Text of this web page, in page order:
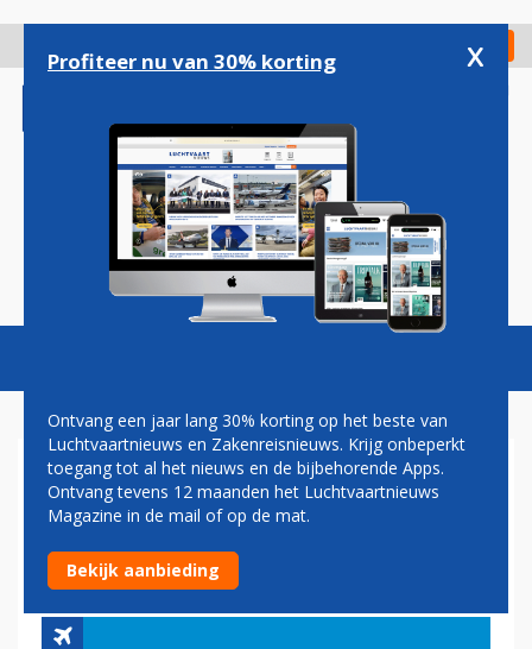
gaan
Check in
Magazine Podcasts Vacatures
WIZZ AIR VANAF EINDHOVEN
NAAR TWEEDE LITOUWSE
BESTEMMING
Profiteer nu van 30% korting x
Ontvang een jaar lang 30% korting op het beste van
Luchtvaartnieuws en Zakenreisnieuws. Krijg onbeperkt
toegang tot al het nieuws en de bijbehorende Apps.
Ontvang tevens 12 maanden het Luchtvaartnieuws
Magazine in de mail of op de mat.
Bekijk aanbieding